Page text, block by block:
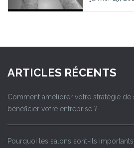
ARTICLES RÉCENTS
Comment améliorer votre stratégie
bénéficier votre entreprise ?
Pourquoi les salons sont-ils